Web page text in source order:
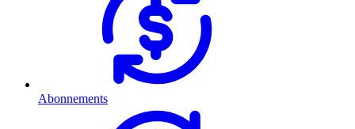
Abonnements